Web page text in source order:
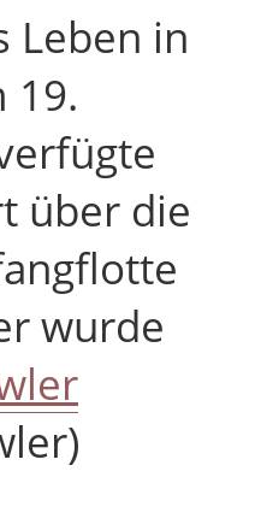
Leben in
19.
über die
wurde